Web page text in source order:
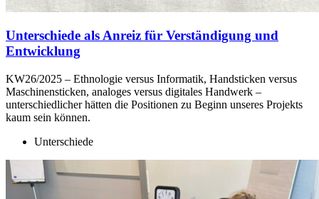
Unterschiede als Anreiz für Verständigung und
Entwicklung
KW26/2025 – Ethnologie versus Informatik, Handsticken versus
Maschinensticken, analoges versus digitales Handwerk –
unterschiedlicher hätten die Positionen zu Beginn unseres Projekts
kaum sein können.
Unterschiede